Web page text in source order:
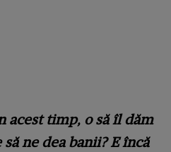
acest timp, o să îl dăm
ne dea banii? E încă